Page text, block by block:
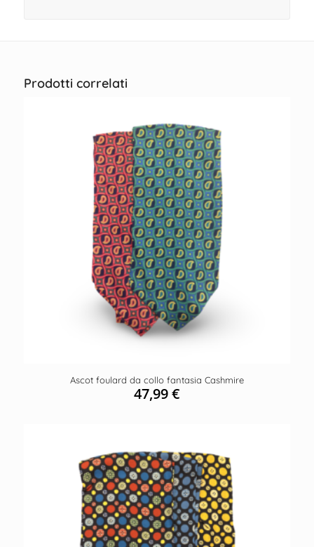
Prodotti correlati
Ascot foulard da collo fantasia Cashmire
47,99€